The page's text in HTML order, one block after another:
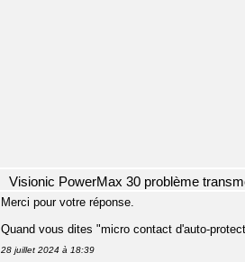
Visionic PowerMax 30 problème
Merci pour votre réponse.
Quand vous dites "micro contact d'auto-
28 juillet 2024 à 18:39